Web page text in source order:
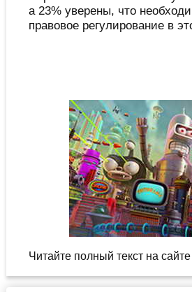
а 23% уверены, что
правовое регулирование в
Читайте полный текст на сайте